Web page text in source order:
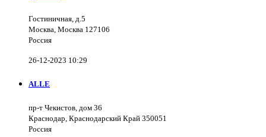
Гостиничная, д.5
Москва, Москва 127106
Россия
26-12-2023 10:29
ALLE
пр-т Чекистов, дом 36
Краснодар, Краснодарский Край 350051
Россия